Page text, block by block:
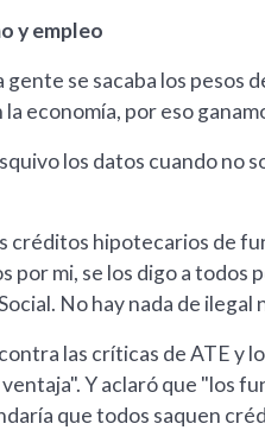
y empleo
gente se sacaba los pesos
economía, por eso
los datos cuando no
créditos hipotecarios de
por mi, se los digo a todos
No hay nada de
las críticas de ATE y
Y aclaró que "los
que todos saquen